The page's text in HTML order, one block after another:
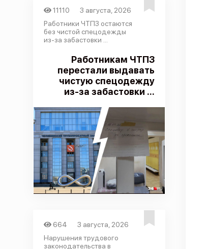
11110
3 августа, 2026
Работники ЧТПЗ остаются
без чистой спецодежды
из-за забастовки ...
Работникам ЧТПЗ
перестали выдавать
чистую спецодежду
из-за забастовки ...
664
3 августа, 2026
Нарушения трудового
законодательства в